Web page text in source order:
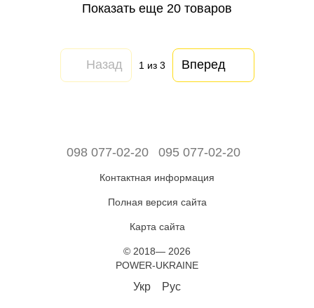
Показать еще 20 товаров
Назад 1 из 3 Вперед
098 077-02-20 095 077-02-20
Контактная информация
Полная версия сайта
Карта сайта
© 2018— 2026
POWER-UKRAINE
Укр Рус